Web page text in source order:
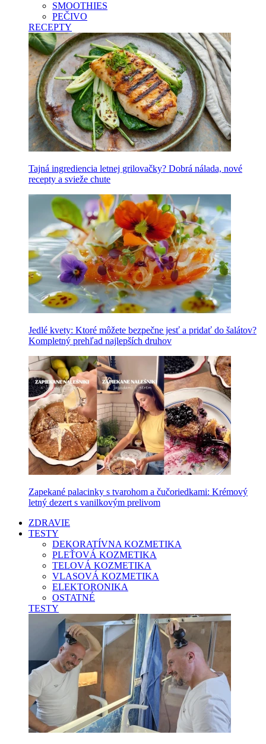
SMOOTHIES
PEČIVO
RECEPTY
Tajná ingrediencia letnej grilovačky? Dobrá nálada, nové
recepty a svieže chute
Jedlé kvety: Ktoré môžete bezpečne jesť a pridať do šalátov?
Kompletný prehľad najlepších druhov
Zapekané palacinky s tvarohom a čučoriedkami: Krémový
letný dezert s vanilkovým prelivom
ZDRAVIE
TESTY
DEKORATÍVNA KOZMETIKA
PLEŤOVÁ KOZMETIKA
TELOVÁ KOZMETIKA
VLASOVÁ KOZMETIKA
ELEKTORONIKA
OSTATNÉ
TESTY